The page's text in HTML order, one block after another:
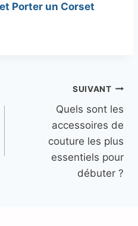
Porter un Corset
SUIVANT
Quels sont les
accessoires de
couture les plus
essentiels pour
débuter ?